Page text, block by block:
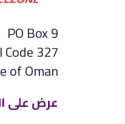
PO Box 9
327
of Oman
عرض على